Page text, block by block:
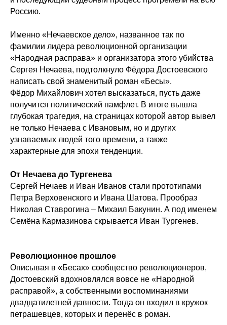
Россию.
Именно «Нечаевское дело», названное так по
фамилии лидера революционной организации
«Народная расправа» и организатора этого убийства
Сергея Нечаева, подтолкнуло Фёдора Достоевского
написать свой знаменитый роман «Бесы».
Фёдор Михайлович хотел высказаться, пусть даже
получится политический памфлет. В итоге вышла
глубокая трагедия, на страницах которой автор вывел
не только Нечаева с Ивановым, но и других
узнаваемых людей того времени, а также
характерные для эпохи тенденции.
От Нечаева до Тургенева
Сергей Нечаев и Иван Иванов стали прототипами
Петра Верховенского и Ивана Шатова. Прообраз
Николая Ставрогина – Михаил Бакунин. А под именем
Семёна Кармазинова скрывается Иван Тургенев.
Революционное прошлое
Описывая в «Бесах» сообщество революционеров,
Достоевский вдохновлялся вовсе не «Народной
расправой», а собственными воспоминаниями
двадцатилетней давности. Тогда он входил в кружок
петрашевцев, которых и перенёс в роман.